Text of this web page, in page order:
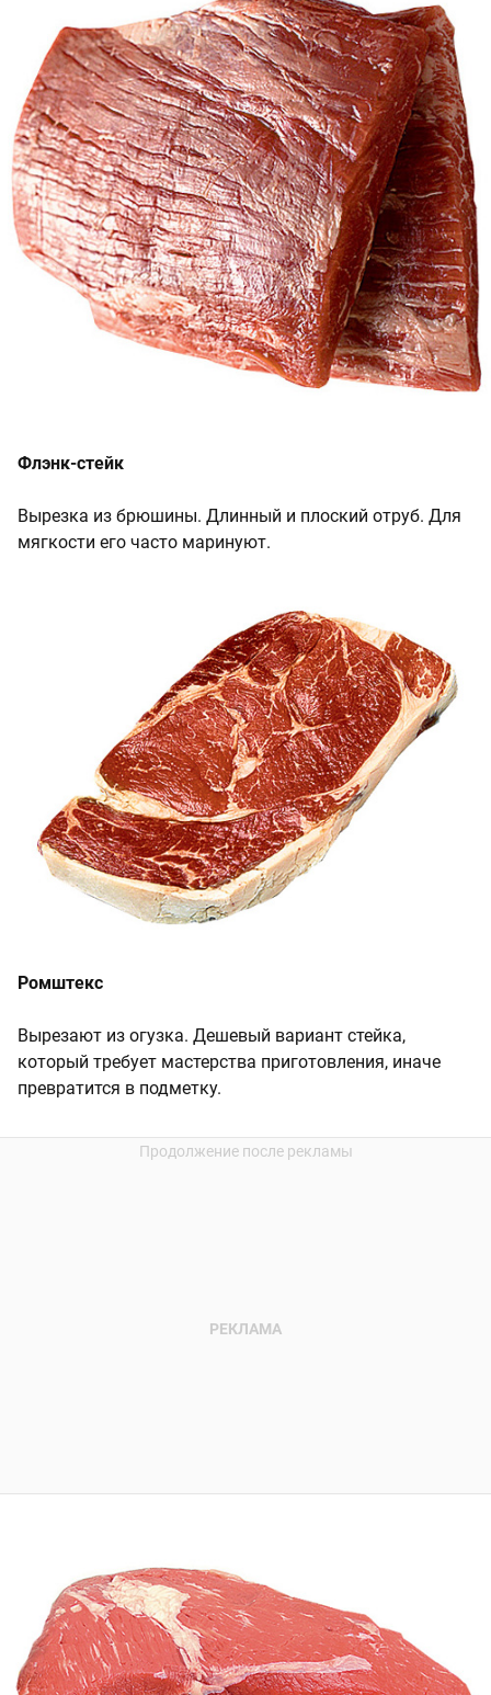
Флэнк-стейк
Вырезка из брюшины. Длинный и плоский отруб. Для
мягкости его часто маринуют.
Ромштекс
Вырезают из огузка. Дешевый вариант стейка,
который требует мастерства приготовления, иначе
превратится в подметку.